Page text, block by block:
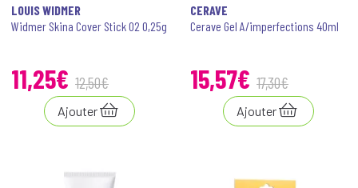
LOUIS WIDMER
Widmer Skina Cover Stick 02 0,25g
11,25€ 12,50€
Ajouter
CERAVE
Cerave Gel A/imperfections 40ml
15,57€ 17,30€
Ajouter